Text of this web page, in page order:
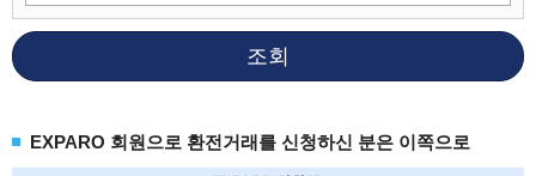
조회
EXPARO 회원으로 환전거래를 신청하신 분은 이쪽으로